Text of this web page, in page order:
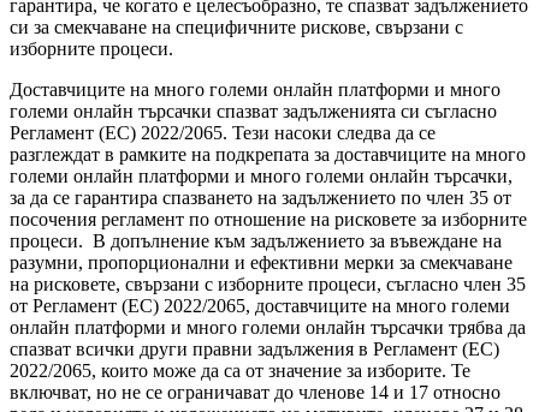
гарантира, че когато е целесъобразно, те спазват задължението
си за смекчаване на специфичните рискове, свързани с
изборните процеси.
Доставчиците на много големи онлайн платформи и много
големи онлайн търсачки спазват задълженията си съгласно
Регламент (ЕС) 2022/2065. Тези насоки следва да се
разглеждат в рамките на подкрепата за доставчиците на много
големи онлайн платформи и много големи онлайн търсачки,
за да се гарантира спазването на задължението по член 35 от
посочения регламент по отношение на рисковете за изборните
процеси. В допълнение към задължението за въвеждане на
разумни, пропорционални и ефективни мерки за смекчаване
на рисковете, свързани с изборните процеси, съгласно член 35
от Регламент (ЕС) 2022/2065, доставчиците на много големи
онлайн платформи и много големи онлайн търсачки трябва да
спазват всички други правни задължения в Регламент (ЕС)
2022/2065, които може да са от значение за изборите. Те
включват, но не се ограничават до членове 14 и 17 относно